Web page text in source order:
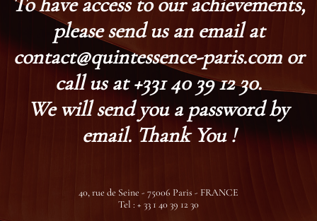
please send us an email at
contact@quintessence-paris.com or
call us at +331 40 39 12 30.
We will send you a password by
email. Thank You !
40, rue de Seine - 75006 Paris - FRANCE
Tel : + 33 1 40 39 12 30